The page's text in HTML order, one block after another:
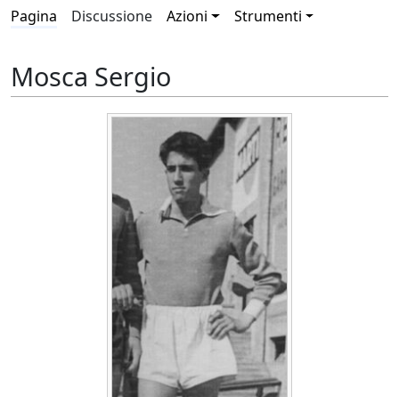
Pagina Discussione Azioni Strumenti
Mosca Sergio